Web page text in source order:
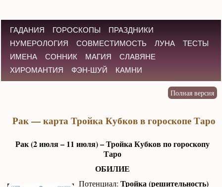
ГАДАНИЯ ГОРОСКОПЫ
ПРАЗДНИКИ
НУМЕРОЛОГИЯ
СОВМЕСТИМОСТЬ ЛУНА
ТЕСТЫ
ИМЕНА
СОННИК МАГИЯ
СЛАВЯНЕ
ХИРОМАНТИЯ
ФЭН-ШУЙ КАМНИ
Рак — карта Тройка Кубков в гороскопе Таро
Рак (2 июля – 11 июля) – Тройка Кубков по гороскопу
Таро
ОБИЛИЕ
Потенциал:Тройка (решительность)